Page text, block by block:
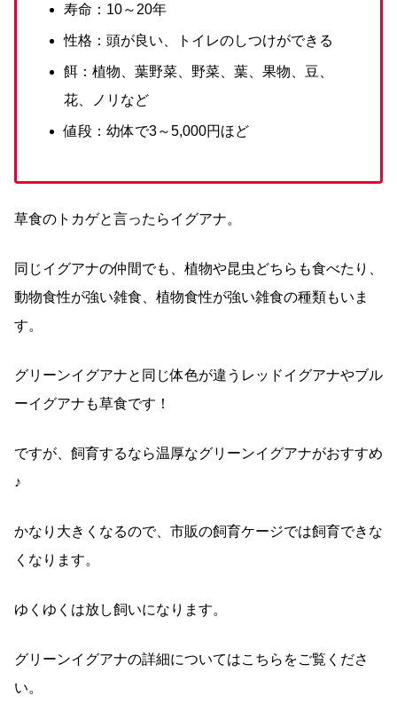
寿命：10～20年
性格：頭が良い、トイレのしつけができる
餌：植物、葉野菜、野菜、葉、果物、豆、
花、ノリなど
値段：幼体で3～5,000円ほど
草食のトカゲと言ったらイグアナ。
同じイグアナの仲間でも、植物や昆虫どちらも食べたり、
動物食性が強い雑食、植物食性が強い雑食の種類もいま
す。
グリーンイグアナと同じ体色が違うレッドイグアナやブル
ーイグアナも草食です！
ですが、飼育するなら温厚なグリーンイグアナがおすすめ
♪
かなり大きくなるので、市販の飼育ケージでは飼育できな
くなります。
ゆくゆくは放し飼いになります。
グリーンイグアナの詳細についてはこちらをご覧くださ
い。